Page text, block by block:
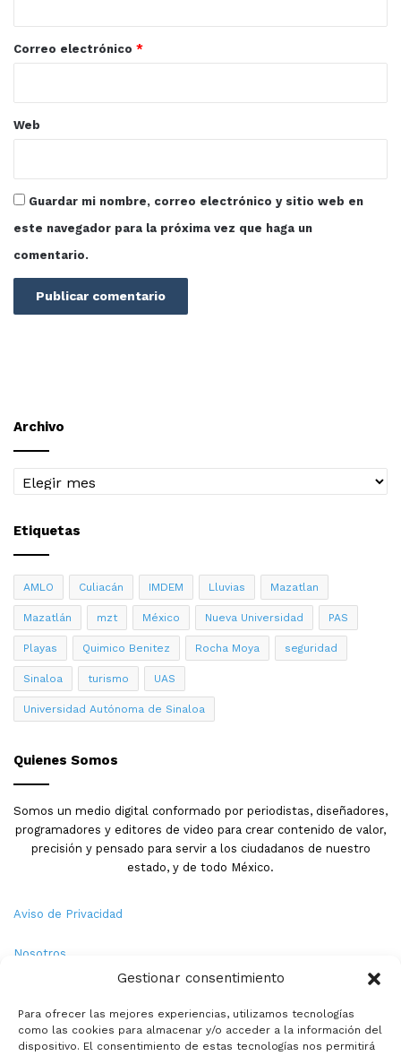
Gestionar consentimiento
Para ofrecer las mejores experiencias, utilizamos tecnologías
como las cookies para almacenar y/o acceder a la información del
dispositivo. El consentimiento de estas tecnologías nos permitirá
*
Correo electrónico *
Web
Guardar mi nombre, correo electrónico y sitio web en
este navegador para la próxima vez que haga un
comentario.
Archivo
Archivo
Etiquetas
AMLO Culiacán IMDEM Lluvias Mazatlan
Mazatlán mzt México Nueva Universidad PAS
Playas Quimico Benitez Rocha Moya seguridad
Sinaloa turismo UAS
Universidad Autónoma de Sinaloa
Quienes Somos
Somos un medio digital conformado por periodistas, diseñadores,
programadores y editores de video para crear contenido de valor,
precisión y pensado para servir a los ciudadanos de nuestro
estado, y de todo México.
Aviso de Privacidad
Nosotros
Política de Cookies